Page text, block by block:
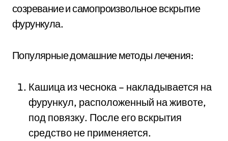
созревание и самопроизвольное вскрытие
фурункула.
Популярные домашние методы лечения:
Кашица из чеснока – накладывается на
фурункул, расположенный на животе,
под повязку. После его вскрытия
средство не применяется.